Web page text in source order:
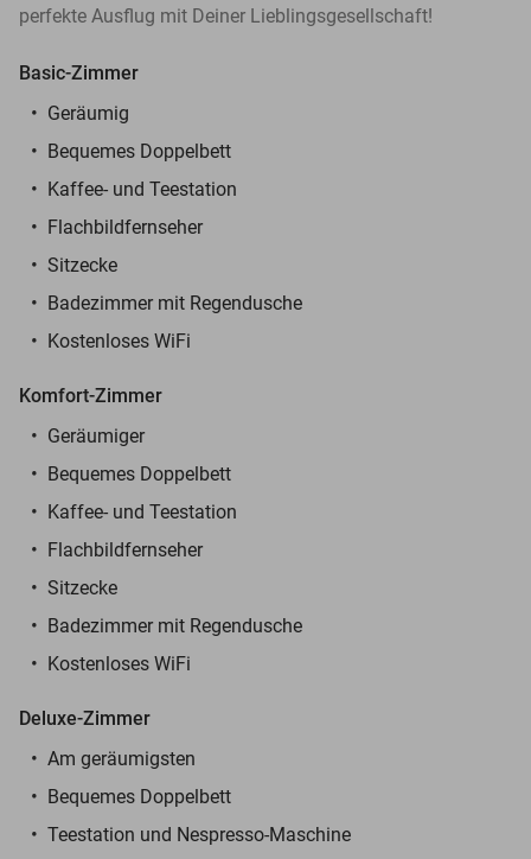
perfekte Ausflug mit Deiner Lieblingsgesellschaft!
Basic-Zimmer
Geräumig
Bequemes Doppelbett
Kaffee- und Teestation
Flachbildfernseher
Sitzecke
Badezimmer mit Regendusche
Kostenloses WiFi
Komfort-Zimmer
Geräumiger
Bequemes Doppelbett
Kaffee- und Teestation
Flachbildfernseher
Sitzecke
Badezimmer mit Regendusche
Kostenloses WiFi
Deluxe-Zimmer
Am geräumigsten
Bequemes Doppelbett
Teestation und Nespresso-Maschine